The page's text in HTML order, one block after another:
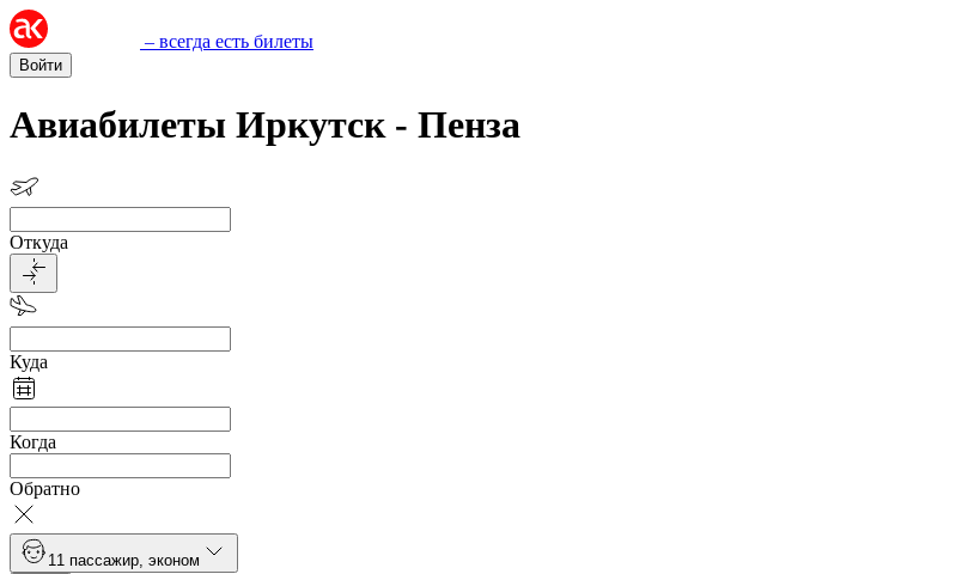
– всегда есть билеты
Войти
Авиабилеты Иркутск - Пенза
Откуда
Куда
Когда
Обратно
1 1 пассажир эконом